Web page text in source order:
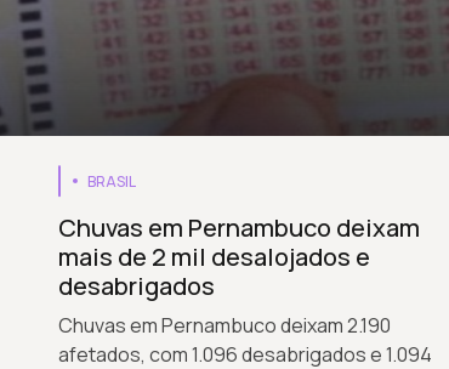
BRASIL
Chuvas em Pernambuco deixam
mais de 2 mil desalojados e
desabrigados
Chuvas em Pernambuco deixam 2.190
afetados, com 1.096 desabrigados e 1.094